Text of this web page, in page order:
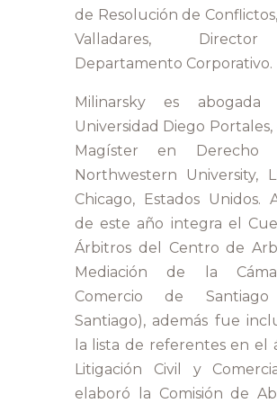
de Resolución de
Valladares,
Departamento Corporativo.
Milinarsky es
Universidad Diego
Magíster en
Northwestern University,
Chicago, Estados Unidos.
de este año integra el
Árbitros del Centro de
Mediación de la
Comercio de Santiago
Santiago), además fue
la lista de referentes en el
Litigación Civil y
elaboró la Comisión de